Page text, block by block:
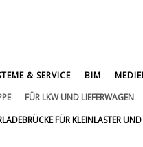
Select
language
& SERVICE BIM
FÜR LKW UND LIEFERWAGEN
FÜR KLEINLASTER